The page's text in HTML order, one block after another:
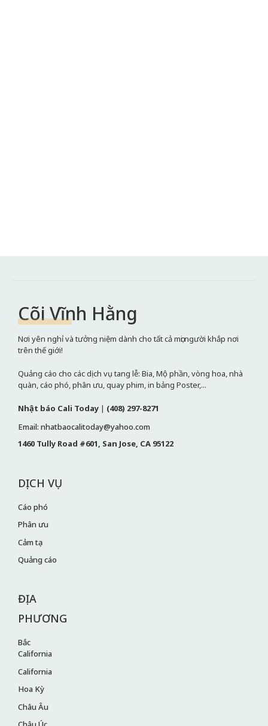
Cõi Vĩnh Hằng
Nơi yên nghỉ và tưởng niệm dành cho tất cả mọi người khắp nơi
trên thế giới!
Quảng cáo cho các dịch vụ tang lễ: Bia, Mộ phần, vòng hoa, nhà
quàn, cáo phó, phân ưu, quay phim, in bảng Poster,...
Nhật báo Cali Today | (408) 297-8271
Email: nhatbaocalitoday@yahoo.com
1460 Tully Road #601, San Jose, CA 95122
DỊCH VỤ
Cáo phó
Phân ưu
Cảm tạ
Quảng cáo
ĐỊA
PHƯƠNG
Bắc
California
California
Hoa Kỳ
Châu Âu